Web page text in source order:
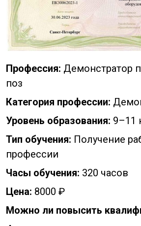
Профессия: Демонстратор
поз
Категория профессии:
Уровень образования: 9–11
Тип обучения: Получение
профессии
Часы обучения: 320 часов
Цена: 8000 ₽
Можно ли повысить